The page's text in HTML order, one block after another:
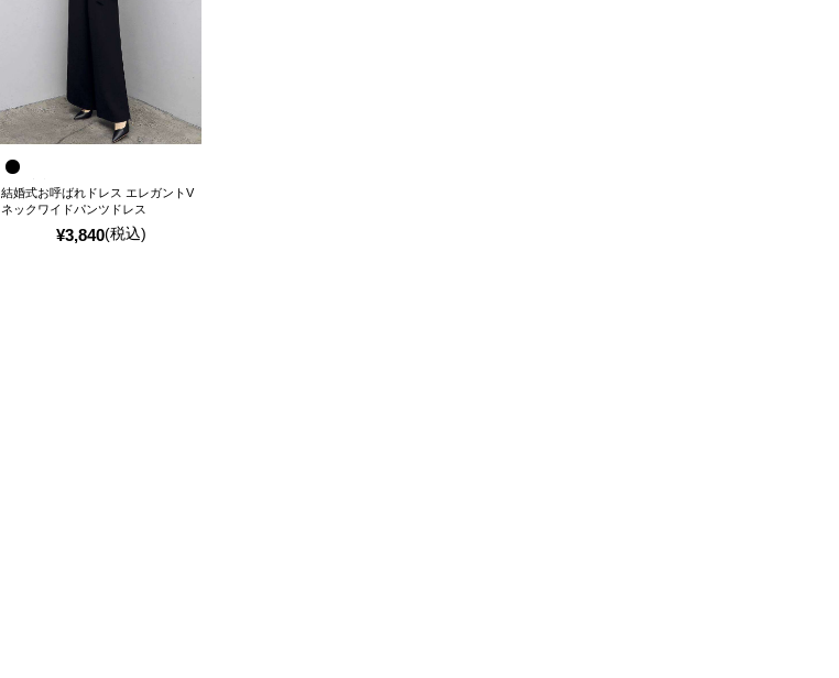
¥3,840(税込)
売り切れ
結婚式お呼ばれドレス エレガントV
ネックワイドパンツドレス